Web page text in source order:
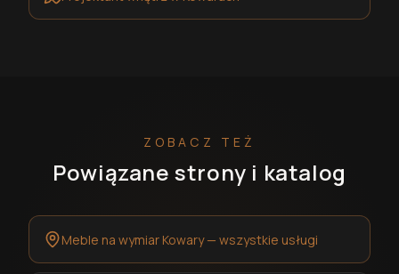
ZOBACZ TEŻ
Powiązane strony i katalog
Meble na wymiar Kowary — wszystkie usługi